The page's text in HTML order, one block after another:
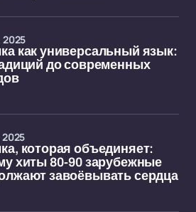
как универсальный язык:
до современных
2025
которая объединяет:
хиты 80-90 зарубежные
завоёвывать сердца
2025